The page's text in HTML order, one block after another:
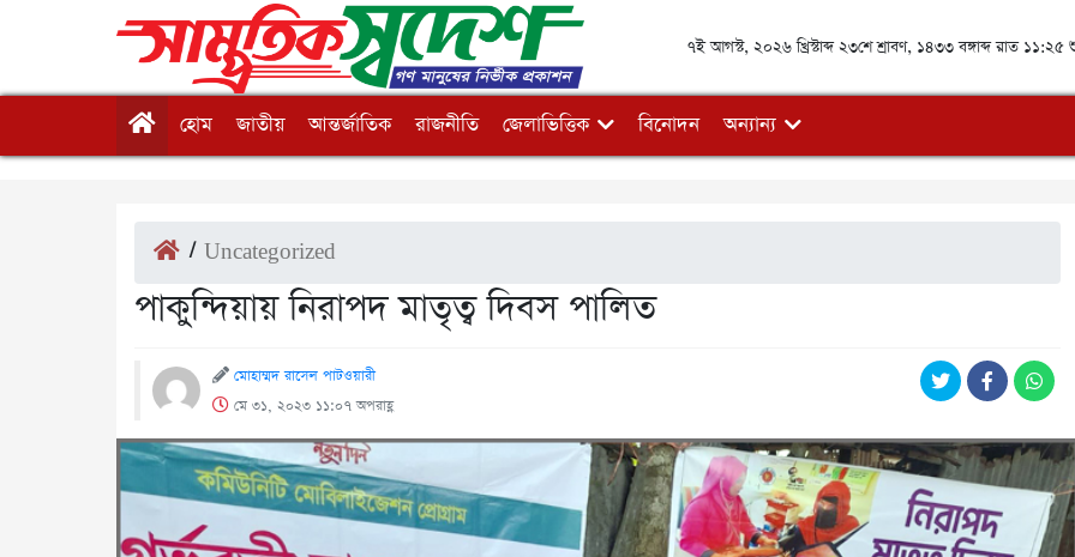
৭ই আগস্ট, ২০২৬ খ্রিস্টাব্দ ২৩শে শ্রাবণ, ১৪৩৩ বঙ্গাব্দ রাত ১১:২৫
হোম জাতীয় আন্তর্জাতিক রাজনীতি জেলাভিত্তিক বিনোদন অন্যান্য
/ Uncategorized
পাকুন্দিয়ায় নিরাপদ মাতৃত্ব দিবস পালিত
মোহাম্মদ রাসেল পাটওয়ারী
মে ৩১, ২০২৩ ১১:০৭ অপরাহ্ণ